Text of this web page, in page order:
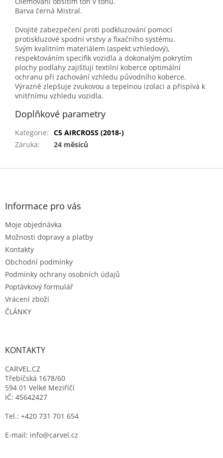
Barva černá Mistral.
Dvojité zabezpečení proti podkluzování pomocí
protiskluzové spodní vrstvy a fixačního systému.
Svým kvalitním materiálem (aspekt vzhledový),
respektováním specifik vozidla a dokonalým pokrytím
plochy podlahy zajišťují textilní koberce optimální
ochranu při zachování vzhledu původního koberce.
Výrazně zlepšuje zvukovou a tepelnou izolaci a přispívá k
vnitřnímu vzhledu vozidla.
Doplňkové parametry
Kategorie: C5 AIRCROSS (2018-)
Záruka: 24 měsíců
Z
Informace pro vás
Moje objednávka
Možnosti dopravy a platby
Kontakty
Obchodní podmínky
Podmínky ochrany osobních údajů
Poptávkový formulář
Vrácení zboží
ČLÁNKY
KONTAKTY
CARVEL.CZ
Třebíčská 1678/60
594 01 Velké Meziříčí
IČ: 45642427
Tel.: +420 731 701 654
E-mail: info@carvel.cz